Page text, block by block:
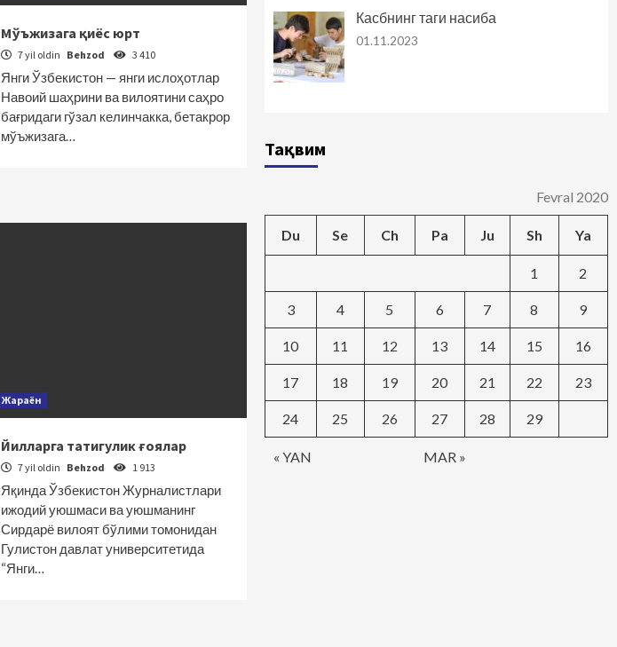
Мўъжизага қиёс юрт
7 yil oldin Behzod 3 410
Янги Ўзбекистон — янги ислоҳотлар
Навоий шаҳрини ва вилоятини саҳро
бағридаги гўзал келинчакка, бетакрор
мўъжизага…
Жараён
Йилларга татигулик ғоялар
7 yil oldin Behzod 1 913
Яқинда Ўзбекистон Журналистлари
ижодий уюшмаси ва уюшманинг
Сирдарё вилоят бўлими томонидан
Гулистон давлат университетида
“Янги…
Касбнинг таги насиба
01.11.2023
Тақвим
Fevral 2020
Du Se Ch Pa Ju Sh Ya
« YAN MAR »
1 2
3 4 5 6 7 8 9
10 11 12 13 14 15 16
17 18 19 20 21 22 23
24 25 26 27 28 29